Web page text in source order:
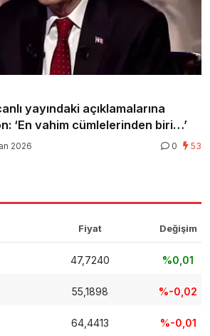
yayındaki açıklamalarına
‘En vahim cümlelerinden biri…’
2026 0 53
Fiyat Değişim
47,7240 %0,01
55,1898 %-0,02
64,4413 %-0,01